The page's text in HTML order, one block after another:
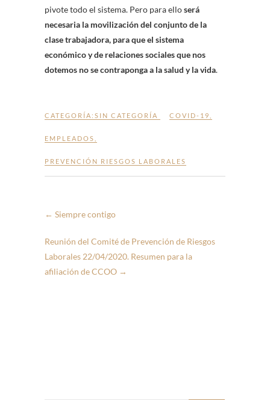
pivote todo el sistema. Pero para elloserá
necesaria la movilización del conjunto de la
clase trabajadora, para que el sistema
económico y de relaciones sociales que nos
dotemos no se contraponga a la salud y la vida.
CATEGORÍA:SIN CATEGORÍA COVID-19
EMPLEADOS
PREVENCIÓN RIESGOS LABORALES
← Siempre contigo
Reunión del Comité de Prevención de Riesgos
Laborales 22/04/2020. Resumen para la
afiliación de CCOO →